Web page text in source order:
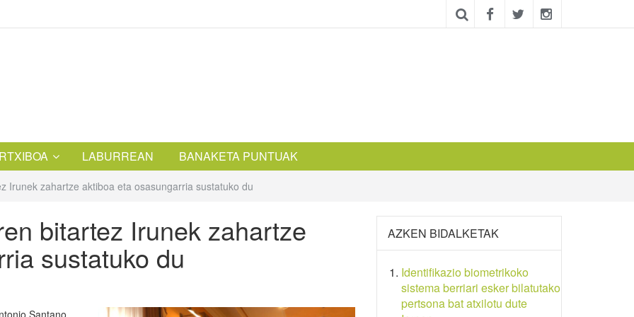
LABURREAN BANAKETA PUNTUAK
Irunek zahartze aktiboa eta osasungarria sustatuko du
bitartez Irunek zahartze
sustatuko du
Santano
AZKEN BIDALKETAK
Identifikazio biometrikoko
sistema berriari esker bilatutako
pertsona bat atxilotu dute